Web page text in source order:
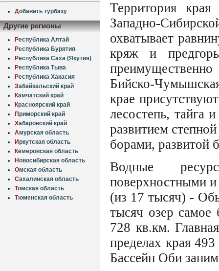
Добавить турбазу
Другие регионы
Республика Алтай
Республика Бурятия
Республика Саха (Якутия)
Республика Тыва
Республика Хакасия
Забайкальский край
Камчатский край
Красноярский край
Приморский край
Хабаровский край
Амурская область
Иркутская область
Кемеровская область
Новосибирская область
Омская область
Сахалинская область
Томская область
Тюменская область
Территория
Западно-
охватывает
кряж и
Бийско-
крае
лесостепь, тайга
развитием
борами, развитой
Водные
поверхностными
(из 17 тысяч) -
тысяч озер самое
728 кв.км.
пределах края
Бассейн Оби